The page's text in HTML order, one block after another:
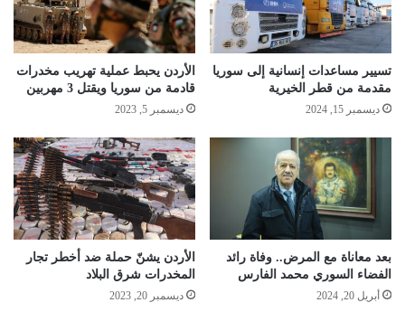
تسيير مساعدات إنسانية إلى سوريا
مقدمة من قطر الخيرية
ديسمبر 15, 2024
الأردن يحبط عملية تهريب مخدرات
قادمة من سوريا ويقتل 3 مهربين
ديسمبر 5, 2023
بعد معاناة مع المرض.. وفاة رائد
الفضاء السوري محمد الفارس
أبريل 20, 2024
الأردن يشنّ حملة ضد أخطر تجار
المخدرات شرق البلاد
ديسمبر 20, 2023